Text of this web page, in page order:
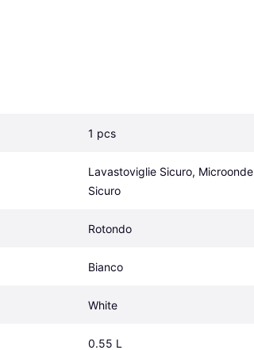
1 pcs
Lavastoviglie Sicuro, Microonde
Sicuro
Rotondo
Bianco
White
0.55 L